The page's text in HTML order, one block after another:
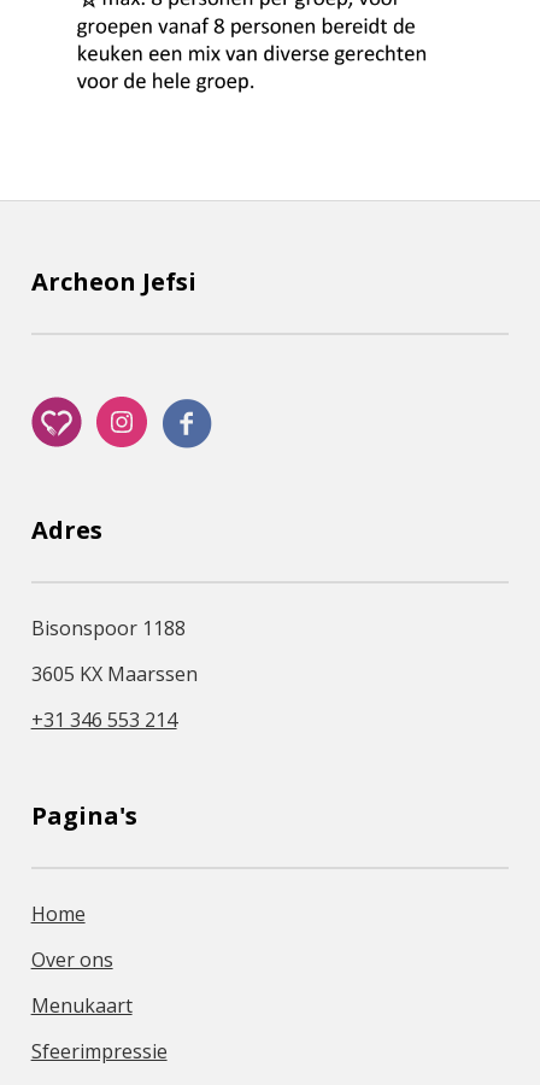
Archeon Jefsi
Adres
Bisonspoor 1188
3605 KX Maarssen
+31 346 553 214
Pagina's
Home
Over ons
Menukaart
Sfeerimpressie